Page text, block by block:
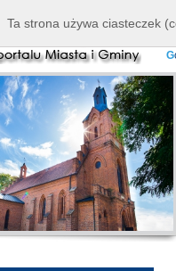
P
G
D
Ta strona używa ciasteczek